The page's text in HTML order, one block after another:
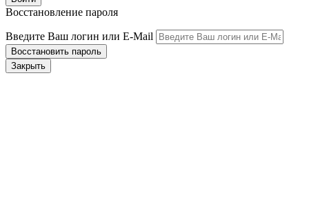
Восстановление пароля
Введите Ваш логин или E-Mail
Закрыть